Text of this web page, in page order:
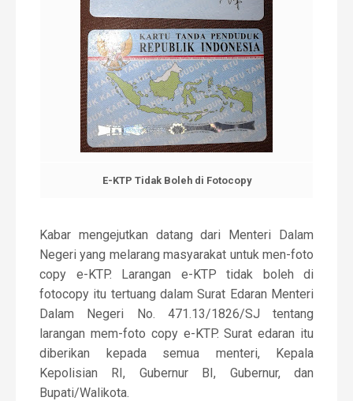
E-KTP Tidak Boleh di Fotocopy
Kabar mengejutkan datang dari Menteri Dalam
Negeri yang melarang masyarakat untuk men-foto
copy e-KTP. Larangan e-KTP tidak boleh di
fotocopy itu tertuang dalam Surat Edaran Menteri
Dalam Negeri No. 471.13/1826/SJ tentang
larangan mem-foto copy e-KTP. Surat edaran itu
diberikan kepada semua menteri, Kepala
Kepolisian RI, Gubernur BI, Gubernur, dan
Bupati/Walikota.